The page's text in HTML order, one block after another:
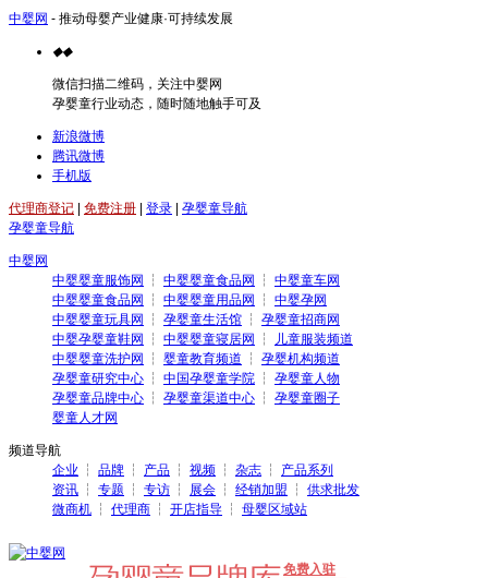
中婴网 - 推动母婴产业健康·可持续发展
◆◆
微信扫描二维码，关注中婴网
孕婴童行业动态，随时随地触手可及
新浪微博
腾讯微博
手机版
代理商登记 免费注册 登录
孕婴童导航
孕婴童导航
中婴网
中婴婴童服饰网
┆ 中婴婴童食品网 ┆ 中婴童车网
中婴婴童食品网
┆ 中婴婴童用品网 ┆ 中婴孕网
中婴婴童玩具网
┆ 孕婴童生活馆 ┆ 孕婴童招商网
中婴孕婴童鞋网
┆ 中婴婴童寝居网 ┆
儿童服装频道
中婴婴童洗护网
┆ 婴童教育频道 ┆ 孕婴机构频道
孕婴童研究中心 ┆ 中国孕婴童学院 ┆ 孕婴童人物
孕婴童品牌中心 ┆ 孕婴童渠道中心 ┆ 孕婴童圈子
婴童人才网
频道导航
企业 ┆ 品牌 ┆ 产品 ┆ 视频 ┆ 杂志 ┆ 产品系列
资讯 ┆ 专题 ┆ 专访 ┆ 展会 ┆ 经销加盟 ┆ 供求批发
微商机 ┆ 代理商 ┆ 开店指导 ┆ 母婴区域站
免费入驻